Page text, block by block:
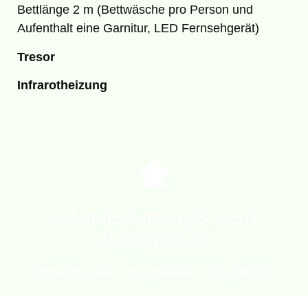
Bettlänge 2 m (Bettwäsche pro Person und
Aufenthalt eine Garnitur, LED Fernsehgerät)
Tresor
Infrarotheizung